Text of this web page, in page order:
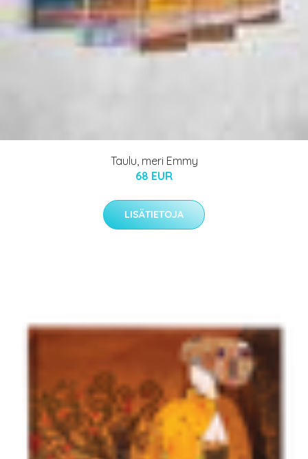
Taulu, meri Emmy
68 EUR
LISÄTIETOJA